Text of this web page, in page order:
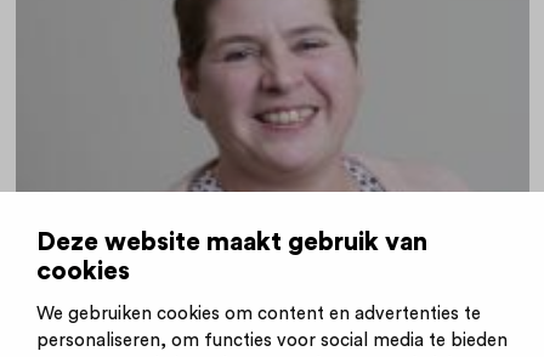
Deze website maakt gebruik van
cookies
We gebruiken cookies om content en advertenties te
personaliseren, om functies voor social media te bieden
15-05-2020
'Een goede oriëntatie heeft geholpen'